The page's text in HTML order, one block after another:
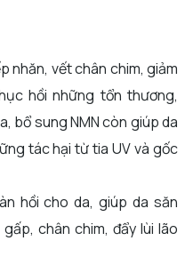
nhăn, vết chân chim, giảm
hồi những tổn thương,
bổ sung NMN còn giúp da
tác hại từ tia UV và gốc
hồi cho da, giúp da săn
chân chim, đẩy lùi lão